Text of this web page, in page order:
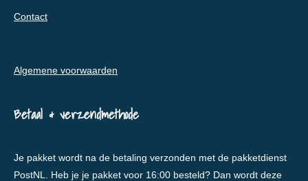
Contact
Algemene voorwaarden
Betaal & verzendmethode
Je pakket wordt na de betaling verzonden met de pakketdienst
PostNL. Heb je je pakket voor 16:00 besteld? Dan wordt deze